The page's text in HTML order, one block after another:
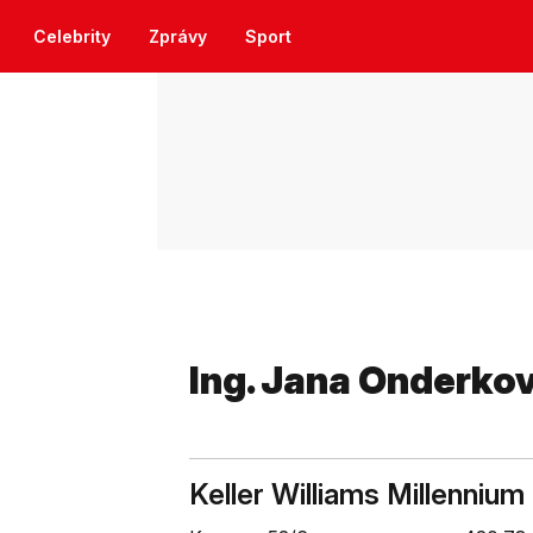
Celebrity Zprávy Sport
Ing. Jana
Keller Williams Millennium